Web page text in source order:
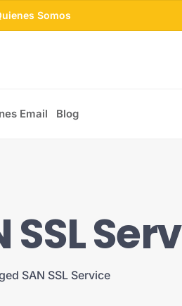
Somos
Email Blog
SAN SSL Service